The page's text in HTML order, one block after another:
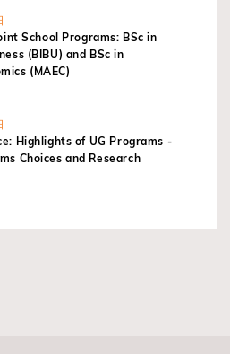
School Programs: BSc in
(BIBU) and BSc in
(MAEC)
Highlights of UG Programs -
Choices and Research